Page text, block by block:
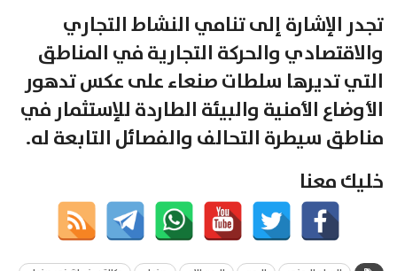
تجدر الإشارة إلى تنامي النشاط التجاري
والاقتصادي والحركة التجارية في المناطق
التي تديرها سلطات صنعاء على عكس تدهور
الأوضاع الأمنية والبيئة الطاردة للإستثمار في
مناطق سيطرة التحالف والفصائل التابعة له.
خليك معنا